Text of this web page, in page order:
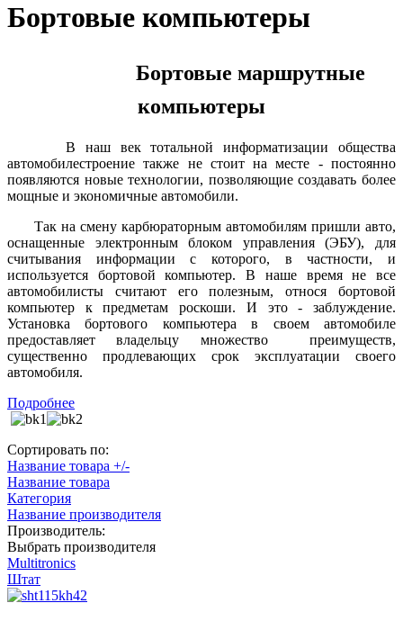
Бортовые компьютеры
Бортовые маршрутные
компьютеры
В наш век тотальной информатизации общества
автомобилестроение также не стоит на месте - постоянно
появляются новые технологии, позволяющие создавать более
мощные и экономичные автомобили.
Так на смену карбюраторным автомобилям пришли авто,
оснащенные электронным блоком управления (ЭБУ), для
считывания информации с которого, в частности, и
используется бортовой компьютер. В наше время не все
автомобилисты считают его полезным, относя бортовой
компьютер к предметам роскоши. И это - заблуждение.
Установка бортового компьютера в своем автомобиле
предоставляет владельцу множество
преимуществ,
существенно продлевающих срок эксплуатации своего
автомобиля.
Подробнее
Сортировать по:
Название товара +/-
Название товара
Категория
Название производителя
Производитель:
Выбрать производителя
Multitronics
Штат